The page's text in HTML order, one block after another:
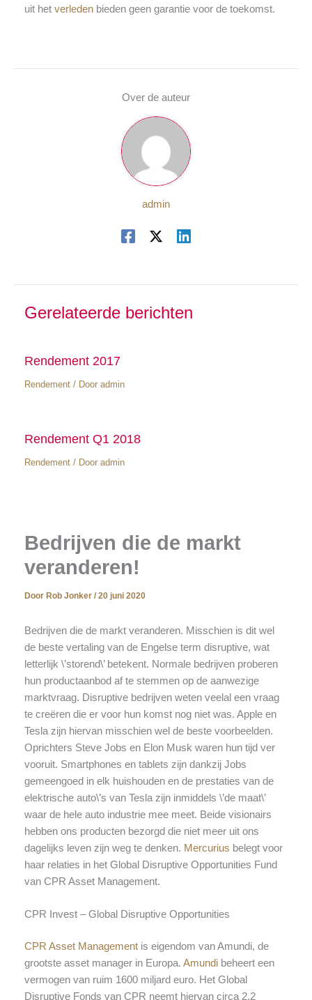
uit het verledenbieden geen garantie voor de toekomst.
Over de auteur
admin
Gerelateerde berichten
Rendement 2017
Rendement/ Door admin
Rendement Q1 2018
Rendement/ Door admin
Bedrijven die de markt
veranderen!
Door Rob Jonker / 20 juni 2020
Bedrijven die de markt veranderen. Misschien is dit wel
de beste vertaling van de Engelse term disruptive, wat
letterlijk \’storend\’ betekent. Normale bedrijven proberen
hun productaanbod af te stemmen op de aanwezige
marktvraag. Disruptive bedrijven weten veelal een vraag
te creëren die er voor hun komst nog niet was. Apple en
Tesla zijn hiervan misschien wel de beste voorbeelden.
Oprichters Steve Jobs en Elon Musk waren hun tijd ver
vooruit. Smartphones en tablets zijn dankzij Jobs
gemeengoed in elk huishouden en de prestaties van de
elektrische auto\’s van Tesla zijn inmiddels \’de maat\’
waar de hele auto industrie mee meet. Beide visionairs
hebben ons producten bezorgd die niet meer uit ons
dagelijks leven zijn weg te denken. Mercurius belegt voor
haar relaties in het Global Disruptive Opportunities Fund
van CPR Asset Management.
CPR Invest – Global Disruptive Opportunities
CPR Asset Managementis eigendom van Amundi, de
grootste asset manager in Europa. Amundi beheert een
vermogen van ruim 1600 miljard euro. Het Global
Disruptive Fonds van CPR neemt hiervan circa 2,2